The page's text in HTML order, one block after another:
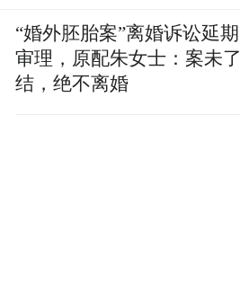
“婚外胚胎案”离婚诉讼延期
审理，原配朱女士：案未了
结，绝不离婚